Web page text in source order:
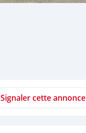
Signaler cette annonce